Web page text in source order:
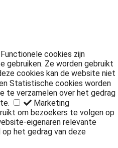
Functionele cookies zijn
gebruiken. Ze worden gebruikt
cookies kan de website niet
Statistische cookies worden
te verzamelen over het gedrag
Marketing
om bezoekers te volgen op
eigenaren relevante
het gedrag van deze